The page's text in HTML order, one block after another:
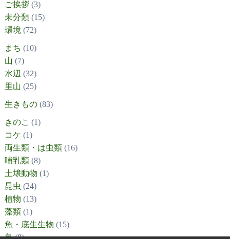
ご挨拶(3)
未分類(15)
環境 (72)
まち (10)
山 (7)
水辺 (32)
里山 (25)
生きもの(83)
きのこ (1)
コケ (1)
両生類・は虫類(16)
哺乳類(8)
土壌動物 (1)
昆虫 (24)
植物 (13)
藻類(1)
魚・底生生物 (15)
鳥(8)